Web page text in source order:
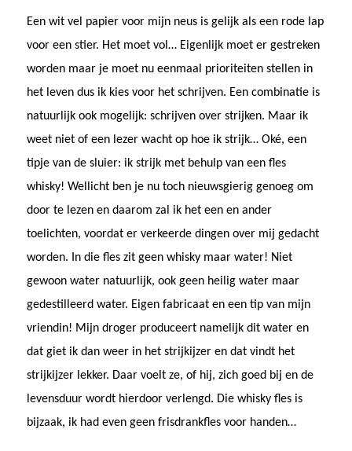
Een wit vel papier voor mijn neus is gelijk als een rode lap
voor een stier. Het moet vol… Eigenlijk moet er gestreken
worden maar je moet nu eenmaal prioriteiten stellen in
het leven dus ik kies voor het schrijven. Een combinatie is
natuurlijk ook mogelijk: schrijven over strijken. Maar ik
weet niet of een lezer wacht op hoe ik strijk… Oké, een
tipje van de sluier: ik strijk met behulp van een fles
whisky! Wellicht ben je nu toch nieuwsgierig genoeg om
door te lezen en daarom zal ik het een en ander
toelichten, voordat er verkeerde dingen over mij gedacht
worden. In die fles zit geen whisky maar water! Niet
gewoon water natuurlijk, ook geen heilig water maar
gedestilleerd water. Eigen fabricaat en een tip van mijn
vriendin! Mijn droger produceert namelijk dit water en
dat giet ik dan weer in het strijkijzer en dat vindt het
strijkijzer lekker. Daar voelt ze, of hij, zich goed bij en de
levensduur wordt hierdoor verlengd. Die whisky fles is
bijzaak, ik had even geen frisdrankfles voor handen…